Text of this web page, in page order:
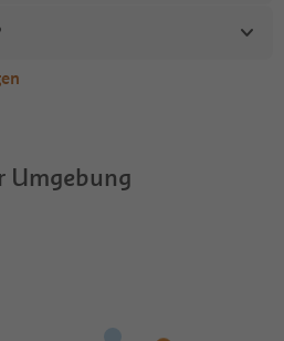
Haus Gilli erlaubt?
Gilli?
Südtirol